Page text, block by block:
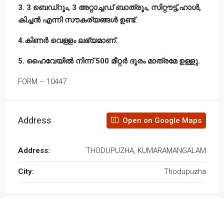
3. 3 ബെഡ്‌റൂം, 3 അറ്റാച്ചഡ് ബാത്രൂം, സിറ്റൗട്ട്,ഹാൾ,
കിച്ചൻ എന്നി സൗകര്യങ്ങൾ ഉണ്ട്.
4.കിണർ വെള്ളം ലഭ്യമാണ്.
5. ഹൈവേയിൽ നിന്ന് 500 മീറ്റർ ദൂരം മാത്രമേ ഉള്ളു.
FORM – 10447
Address Open on Google Maps
Address: THODUPUZHA, KUMARAMANGALAM
City: Thodupuzha